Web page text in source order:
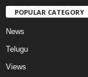
POPULAR CATEGORY
News
Telugu
Views